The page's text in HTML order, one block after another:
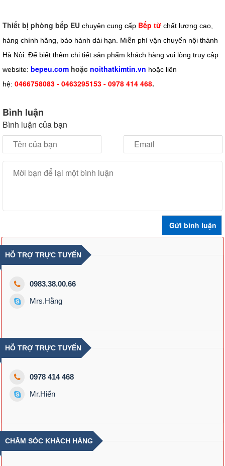
Thiết bị phòng bếp EU chuyên cung cấp Bếp từ chất lượng cao,
hàng chính hãng, bảo hành dài hạn. Miễn phí vận chuyển nội thành
Hà Nội. Để biết thêm chi tiết sản phẩm khách hàng vui lòng truy cập
website: bepeu.com hoặc noithatkimtin.vn hoặc liên
hệ: 0466758083 - 0463295153 - 0978 414 468.
Bình luận
Bình luận của bạn
HỖ TRỢ TRỰC TUYẾN
0983.38.00.66
Mrs.Hằng
HỖ TRỢ TRỰC TUYẾN
0978 414 468
Mr.Hiển
CHĂM SÓC KHÁCH HÀNG